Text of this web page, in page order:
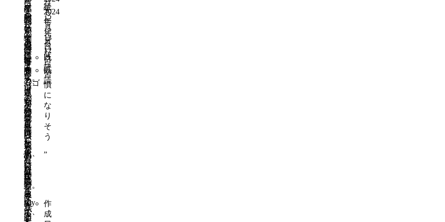
読
に
対
し
て
順
位
を
つ
け
る
の
で
は
な
く、
行
動
の
報
告
内
て
買
い
物
で
き
る
と、
さ
ら
に
よ
い
と
思
い
ま
す。
作
成
ゴ
ミ
袋
の
値
段
は
レ
ジ
袋
よ
り
高
い
か
も
し
れ
な
い
が、
品
の
値
下
げ
時
間
の
通
知
が
市
民
に
届
く
仕
組
み
が
あ
え
る
ご
み
や
燃
え
な
い
ご
み
袋
な
ど
を
有
料
の
ま
ま
に
も
ら
え
る
な
ら
習
慣
に
な
り
そ
う
”
ア
イ
ン
pay
で
年
12
月
13
日
既
読
2024
年
12
月
12
日
既
読
い
か
な
と
思
い
ま
す。
市
の
報
告
書
な
ど
に
は
載
っ
て
る
こ
と
が
あ
り
ま
す
（ゴ
ミ
が
減
れ
ば
袋
の
値
段
を
安
く
す
年
間
く
ら
い
毎
月
も
ら
え
る
な
ら
習
慣
に
な
り
そ
う